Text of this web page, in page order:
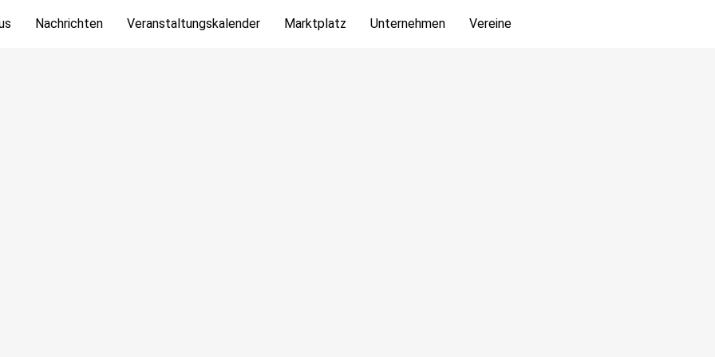
Nachrichten Veranstaltungskalender Marktplatz Unternehmen Vereine